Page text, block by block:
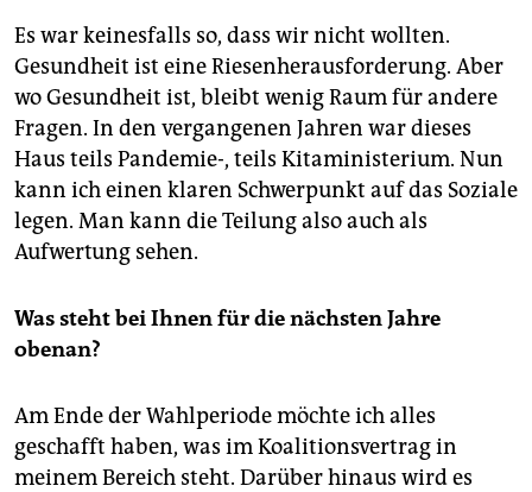
Es war keinesfalls so, dass wir nicht wollten.
Gesundheit ist eine Riesenherausforderung. Aber
wo Gesundheit ist, bleibt wenig Raum für andere
Fragen. In den vergangenen Jahren war dieses
Haus teils Pandemie-, teils Kitaministerium. Nun
kann ich einen klaren Schwerpunkt auf das Soziale
legen. Man kann die Teilung also auch als
Aufwertung sehen.
Was steht bei Ihnen für die nächsten Jahre
obenan?
Am Ende der Wahlperiode möchte ich alles
geschafft haben, was im Koalitionsvertrag in
meinem Bereich steht. Darüber hinaus wird es